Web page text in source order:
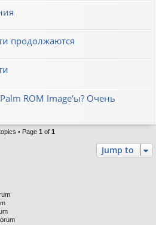
продолжаются
ROM Image'ы? Очень
• Page 1 of 1
Jump to